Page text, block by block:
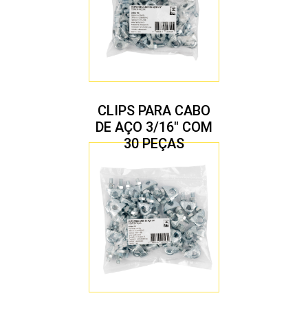
CLIPS PARA CABO
DE AÇO 3/16″ COM
30 PEÇAS